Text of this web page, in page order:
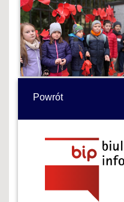
Powrót